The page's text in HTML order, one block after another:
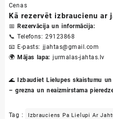
Cenas
Kā rezervēt izbraucienu ar
📅Rezervācija un informācija:
📞 Telefons: 29123868
📧 E-pasts: jjahtas@gmail.com
🌍Mājas lapa: jurmalas-jahtas.lv
🌊Izbaudiet Lielupes skaistumu
– grezna un neaizmirstama
Tag : Izbrauciens Pa Lielupi Ar